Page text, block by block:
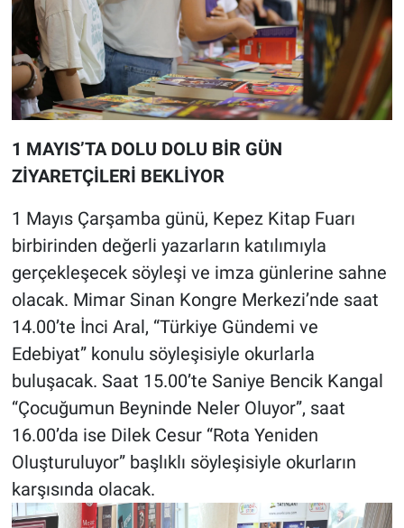
1 MAYIS’TA DOLU DOLU BİR GÜN
ZİYARETÇİLERİ BEKLİYOR
1 Mayıs Çarşamba günü, Kepez Kitap Fuarı
birbirinden değerli yazarların katılımıyla
gerçekleşecek söyleşi ve imza günlerine sahne
olacak. Mimar Sinan Kongre Merkezi’nde saat
14.00’te İnci Aral, “Türkiye Gündemi ve
Edebiyat” konulu söyleşisiyle okurlarla
buluşacak. Saat 15.00’te Saniye Bencik Kangal
“Çocuğumun Beyninde Neler Oluyor”, saat
16.00’da ise Dilek Cesur “Rota Yeniden
Oluşturuluyor” başlıklı söyleşisiyle okurların
karşısında olacak.